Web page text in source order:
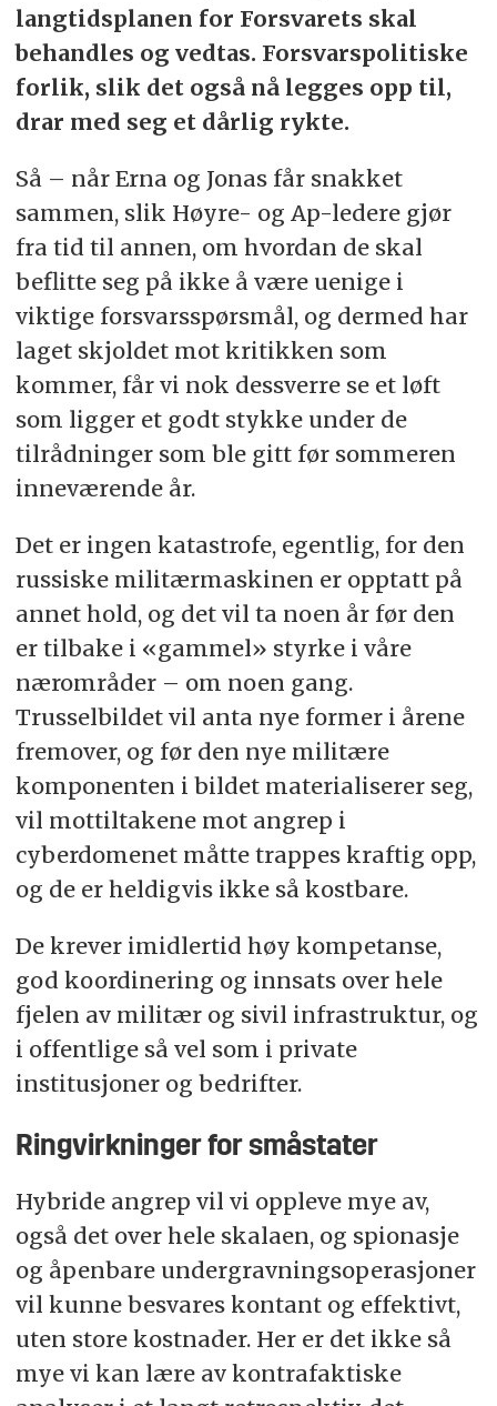
langtidsplanen for Forsvarets skal
behandles og vedtas. Forsvarspolitiske
forlik, slik det også nå legges opp til,
drar med seg et dårlig rykte.
Så – når Erna og Jonas får snakket
sammen, slik Høyre- og Ap-ledere gjør
fra tid til annen, om hvordan de skal
beflitte seg på ikke å være uenige i
viktige forsvarsspørsmål, og dermed har
laget skjoldet mot kritikken som
kommer, får vi nok dessverre se et løft
som ligger et godt stykke under de
tilrådninger som ble gitt før sommeren
inneværende år.
Det er ingen katastrofe, egentlig, for den
russiske militærmaskinen er opptatt på
annet hold, og det vil ta noen år før den
er tilbake i «gammel» styrke i våre
nærområder – om noen gang.
Trusselbildet vil anta nye former i årene
fremover, og før den nye militære
komponenten i bildet materialiserer seg,
vil mottiltakene mot angrep i
cyberdomenet måtte trappes kraftig opp,
og de er heldigvis ikke så kostbare.
De krever imidlertid høy kompetanse,
god koordinering og innsats over hele
fjelen av militær og sivil infrastruktur, og
i offentlige så vel som i private
institusjoner og bedrifter.
Ringvirkninger for småstater
Hybride angrep vil vi oppleve mye av,
også det over hele skalaen, og spionasje
og åpenbare undergravningsoperasjoner
vil kunne besvares kontant og effektivt,
uten store kostnader. Her er det ikke så
mye vi kan lære av kontrafaktiske